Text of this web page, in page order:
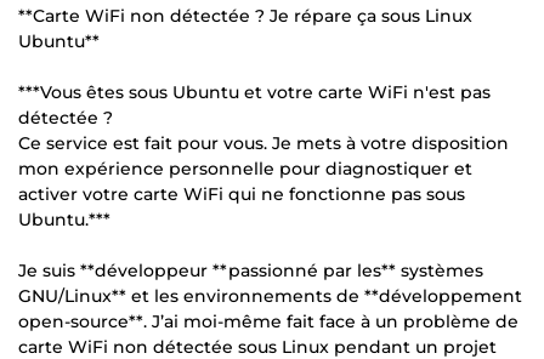
**Carte WiFi non détectée ? Je répare ça sous Linux
Ubuntu**
***Vous êtes sous Ubuntu et votre carte WiFi n'est pas
détectée ?
Ce service est fait pour vous. Je mets à votre disposition
mon expérience personnelle pour diagnostiquer et
activer votre carte WiFi qui ne fonctionne pas sous
Ubuntu.***
Je suis **développeur **passionné par les** systèmes
GNU/Linux** et les environnements de **développement
open-source**. J’ai moi-même fait face à un problème de
carte WiFi non détectée sous Linux pendant un projet